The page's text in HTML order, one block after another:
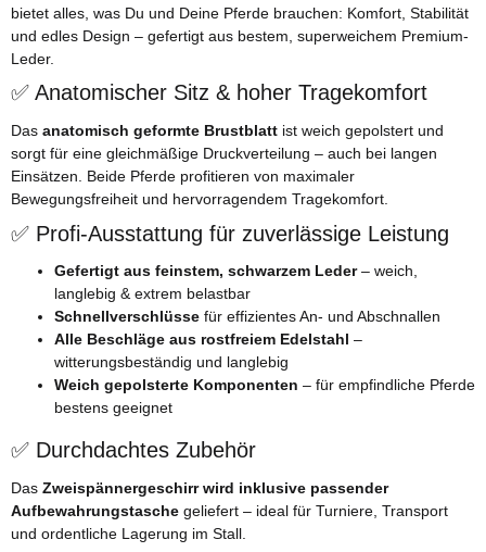
bietet alles, was Du und Deine Pferde brauchen: Komfort, Stabilität
und edles Design – gefertigt aus bestem, superweichem Premium-
Leder.
✅ Anatomischer Sitz & hoher Tragekomfort
Das anatomisch geformte Brustblatt ist weich gepolstert und
sorgt für eine gleichmäßige Druckverteilung – auch bei langen
Einsätzen. Beide Pferde profitieren von maximaler
Bewegungsfreiheit und hervorragendem Tragekomfort.
✅ Profi-Ausstattung für zuverlässige Leistung
Gefertigt aus feinstem, schwarzem Leder– weich,
langlebig & extrem belastbar
Schnellverschlüsse für effizientes An- und Abschnallen
Alle Beschläge aus rostfreiem Edelstahl –
witterungsbeständig und langlebig
Weich gepolsterte Komponenten – für empfindliche Pferde
bestens geeignet
✅ Durchdachtes Zubehör
Das Zweispännergeschirr wird inklusive passender
Aufbewahrungstasche geliefert – ideal für Turniere, Transport
und ordentliche Lagerung im Stall.